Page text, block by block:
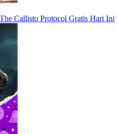
Callisto Protocol Gratis Hari Ini